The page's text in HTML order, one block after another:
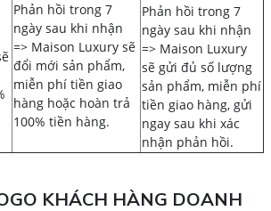
Phản hồi trong 7
ngày sau khi nhận
=> Maison Luxury sẽ
đổi mới sản phẩm,
miễn phí tiền giao
hàng hoặc hoàn trả
100% tiền hàng.
Phản hồi trong 7
ngày sau khi nhận
=> Maison Luxury
sẽ gửi đủ số lượng
sản phẩm, miễn phí
tiền giao hàng, gửi
ngay sau khi xác
nhận phản hồi.
KHÁCH HÀNG DOANH